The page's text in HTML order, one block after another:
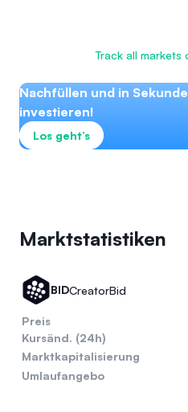
Track all markets
Nachfüllen und in
investieren!
Los geht’s
Marktstatistiken
BIDCreatorBid
Preis
Kursänd. (24h)
Marktkapitalisierung
Umlaufangebo